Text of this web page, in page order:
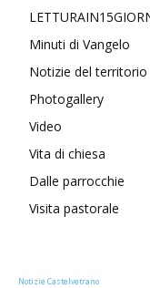
Minuti di Vangelo
Notizie del territorio
Photogallery
Video
Vita di chiesa
Dalle parrocchie
Visita pastorale
Notizie Castelvetrano